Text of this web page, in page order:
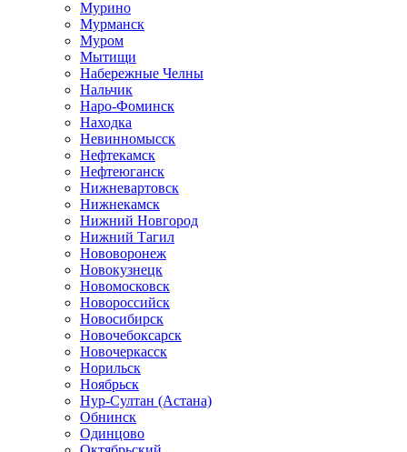
Мурино
Мурманск
Муром
Мытищи
Набережные Челны
Нальчик
Наро-Фоминск
Находка
Невинномысск
Нефтекамск
Нефтеюганск
Нижневартовск
Нижнекамск
Нижний Новгород
Нижний Тагил
Нововоронеж
Новокузнецк
Новомосковск
Новороссийск
Новосибирск
Новочебоксарск
Новочеркасск
Норильск
Ноябрьск
Нур-Султан (Астана)
Обнинск
Одинцово